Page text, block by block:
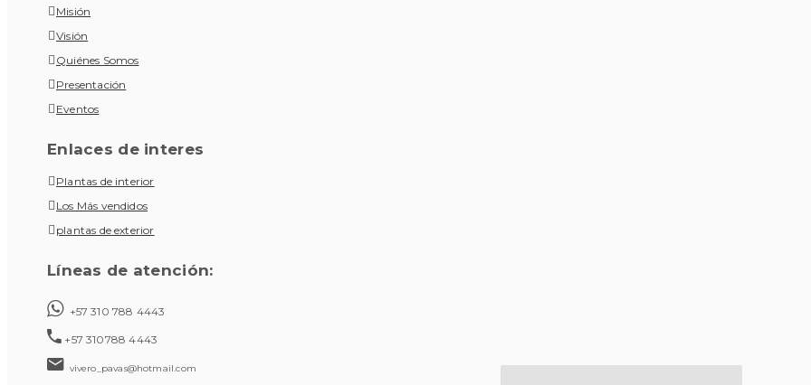
Misión
Visión
Quiénes Somos
Presentación
Eventos
Enlaces de interes
Plantas de interior
Los Más vendidos
plantas de exterior
Líneas de atención:
+57 310 788 4443
+57 310788 4443
vivero_pavas@hotmail.com